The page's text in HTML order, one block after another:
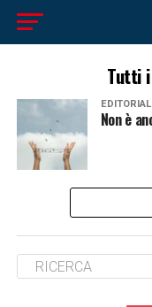
Tutti
Non è